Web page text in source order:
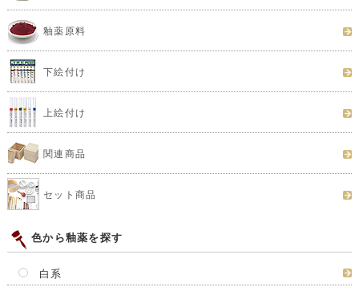
釉薬原料
下絵付け
上絵付け
関連商品
セット商品
色から釉薬を探す
白系